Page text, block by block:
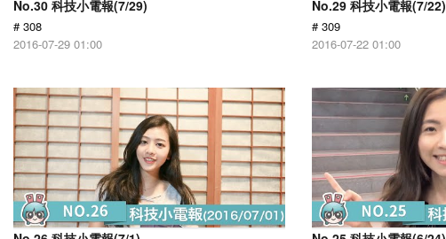
No.30 科技小電報(7/29)
# 308
2016-07-29 01:00
No.29 科技小電報(7/22)
# 309
2016-07-22 01:00